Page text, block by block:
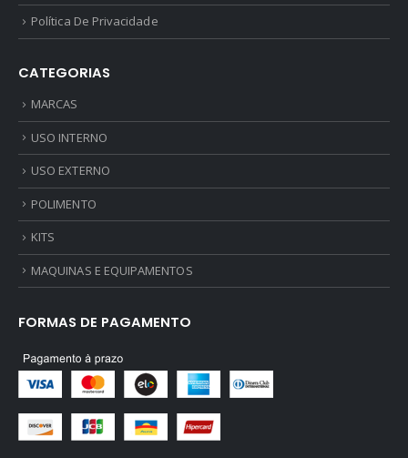
Política De Privacidade
CATEGORIAS
MARCAS
USO INTERNO
USO EXTERNO
POLIMENTO
KITS
MAQUINAS E EQUIPAMENTOS
FORMAS DE PAGAMENTO